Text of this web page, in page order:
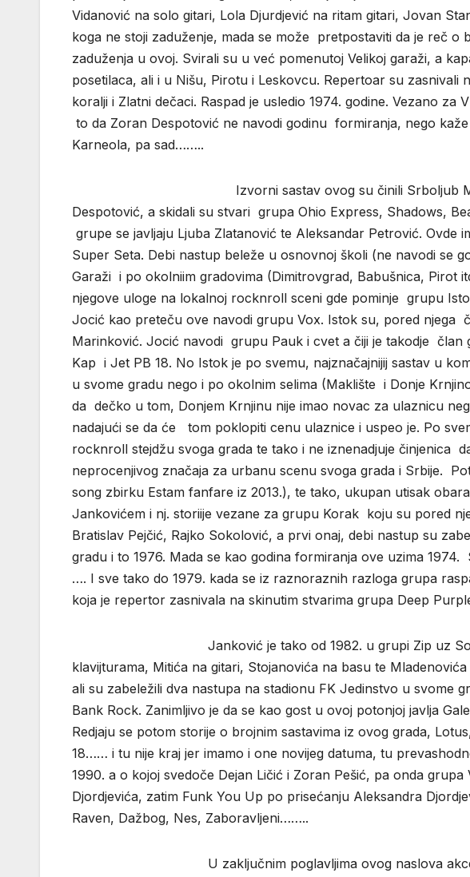
Vidanović na solo gitari, Lola Djurdjević na ritam gitari, Jovan
koga ne stoji zaduženje, mada se može pretpostaviti da je reč
zaduženja u ovoj. Svirali su u već pomenutoj Velikoj garaži, a
posetilaca, ali i u Nišu, Pirotu i Leskovcu. Repertoar su zasnivali
koralji i Zlatni dečaci. Raspad je usledio 1974. godine. Vezano
to da Zoran Despotović ne navodi godinu formiranja, nego
Karneola, pa sad……..
Izvorni sastav ovog su činili Srboljub
Despotović, a skidali su stvari grupa Ohio Express, Shadows,
grupe se javljaju Ljuba Zlatanović te Aleksandar Petrović. Ovde
Super Seta. Debi nastup beleže u osnovnoj školi (ne navodi se
Garaži i po okolniim gradovima (Dimitrovgrad, Babušnica, Pirot
njegove uloge na lokalnoj rocknroll sceni gde pominje grupu
Jocić kao preteču ove navodi grupu Vox. Istok su, pored njega
Marinković. Jocić navodi grupu Pauk i cvet a čiji je takodje član
Kap i Jet PB 18. No Istok je po svemu, najznačajnijij sastav u
u svome gradu nego i po okolnim selima (Maklište i Donje
da dečko u tom, Donjem Krnjinu nije imao novac za ulaznicu
nadajući se da će tom poklopiti cenu ulaznice i uspeo je. Po
rocknroll stejdžu svoga grada te tako i ne iznenadjuje činjenica
neprocenjivog značaja za urbanu scenu svoga grada i Srbije.
song zbirku Estam fanfare iz 2013.), te tako, ukupan utisak
Jankovićem i nj. storiije vezane za grupu Korak koju su pored
Bratislav Pejčić, Rajko Sokolović, a prvi onaj, debi nastup su
gradu i to 1976. Mada se kao godina formiranja ove uzima
…. I sve tako do 1979. kada se iz raznoraznih razloga grupa
koja je repertor zasnivala na skinutim stvarima grupa Deep
Janković je tako od 1982. u grupi Zip uz
klavijturama, Mitića na gitari, Stojanovića na basu te
ali su zabeležili dva nastupa na stadionu FK Jedinstvo u svome
Bank Rock. Zanimljivo je da se kao gost u ovoj potonjoj javlja
Redjaju se potom storije o brojnim sastavima iz ovog grada,
18…… i tu nije kraj jer imamo i one novijeg datuma, tu
1990. a o kojoj svedoče Dejan Ličić i Zoran Pešić, pa onda
Djordjevića, zatim Funk You Up po prisećanju Aleksandra
Raven, Dažbog, Nes, Zaboravljeni……..
U zaključnim poglavljima ovog naslova akcenat je